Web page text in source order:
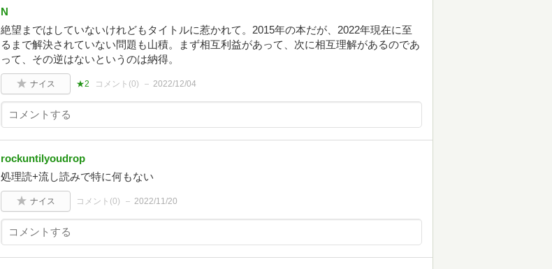
N
絶望まではしていないけれどもタイトルに惹かれて。2015年の本だが、2022年現在に至
るまで解決されていない問題も山積。まず相互利益があって、次に相互理解があるのであ
って、その逆はないというのは納得。
ナイス ★2 コメント(0) 2022/12/04
rockuntilyoudrop
処理読+流し読みで特に何もない
ナイス コメント(0) 2022/11/20